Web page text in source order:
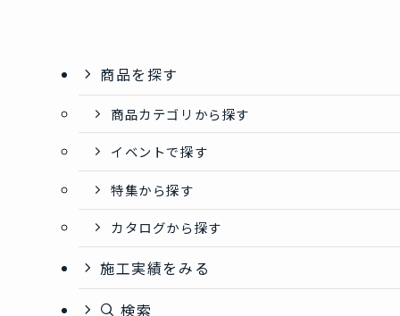
商品を探す
商品カテゴリから探す
イベントで探す
特集から探す
カタログから探す
施工実績をみる
検索